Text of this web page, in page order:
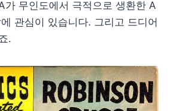
가 무인도에서 극적으로 생환한 A
관심이 있습니다. 그리고 드디어
.